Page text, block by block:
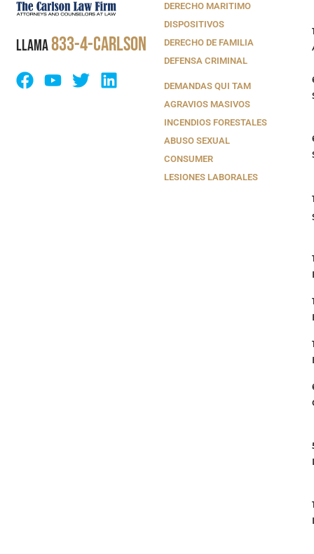
LLAMA833-4-CARLSON
DERECHO MARITIMO
DISPOSITIVOS
DERECHO DE FAMILIA
DEFENSA CRIMINAL
DEMANDAS QUI TAM
AGRAVIOS MASIVOS
INCENDIOS FORESTALES
ABUSO SEXUAL
CONSUMER
LESIONES LABORALES